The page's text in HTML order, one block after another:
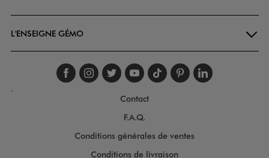
L'ENSEIGNE GÉMO
Suivez-nous sur
Suivez-nous sur
Suivez-nous sur
Suivez-nous
Suivez-nous
Suivez-
.
Contact
F.A.Q.
Conditions générales de ventes
Conditions de livraison